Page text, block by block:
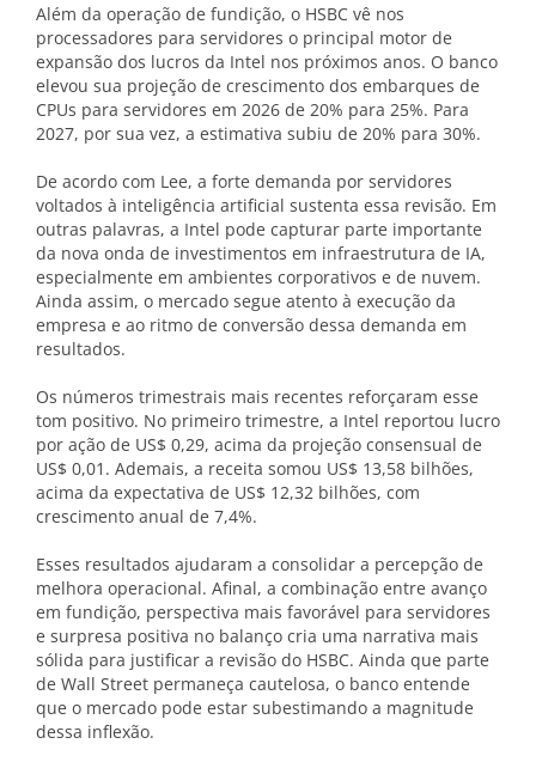
Além da operação de fundição, o HSBC vê nos
processadores para servidores o principal motor de
expansão dos lucros da Intel nos próximos anos. O banco
elevou sua projeção de crescimento dos embarques de
CPUs para servidores em 2026 de 20% para 25%. Para
2027, por sua vez, a estimativa subiu de 20% para 30%.
De acordo com Lee, a forte demanda por servidores
voltados à inteligência artificial sustenta essa revisão. Em
outras palavras, a Intel pode capturar parte importante
da nova onda de investimentos em infraestrutura de IA,
especialmente em ambientes corporativos e de nuvem.
Ainda assim, o mercado segue atento à execução da
empresa e ao ritmo de conversão dessa demanda em
resultados.
Os números trimestrais mais recentes reforçaram esse
tom positivo. No primeiro trimestre, a Intel reportou lucro
por ação de US$ 0,29, acima da projeção consensual de
US$ 0,01. Ademais, a receita somou US$ 13,58 bilhões,
acima da expectativa de US$ 12,32 bilhões, com
crescimento anual de 7,4%.
Esses resultados ajudaram a consolidar a percepção de
melhora operacional. Afinal, a combinação entre avanço
em fundição, perspectiva mais favorável para servidores
e surpresa positiva no balanço cria uma narrativa mais
sólida para justificar a revisão do HSBC. Ainda que parte
de Wall Street permaneça cautelosa, o banco entende
que o mercado pode estar subestimando a magnitude
dessa inflexão.